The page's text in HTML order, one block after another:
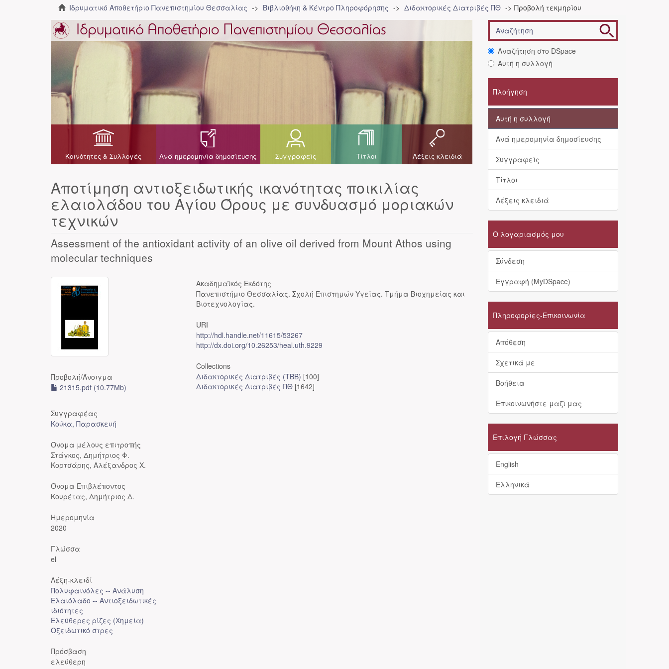
Ιδρυματικό Αποθετήριο Πανεπιστημίου Θεσσαλίας Βιβλιοθήκη & Κέντρο Πληροφόρησης Διδακτορικές Διατριβές ΠΘ Προβολή τεκμηρίου
Κοινότητες & Συλλογές Ανά ημερομηνία δημοσίευσης Συγγραφείς Τίτλοι Λέξεις κλειδιά
Αποτίμηση αντιοξειδωτικής ικανότητας ποικιλίας
ελαιολάδου του Αγίου Όρους με συνδυασμό μοριακών
τεχνικών
Assessment of the antioxidant activity of an olive oil derived from Mount Athos using
molecular techniques
Προβολή/Άνοιγμα
21315.pdf (10.77Mb)
Συγγραφέας
Κούκα, Παρασκευή
Όνομα μέλους επιτροπής
Στάγκος, Δημήτριος Φ.
Κορτσάρης, Αλέξανδρος Χ.
Όνομα Επιβλέποντος
Κουρέτας, Δημήτριος Δ.
Ημερομηνία
2020
Γλώσσα
el
Λέξη-κλειδί
Πολυφαινόλες -- Ανάλυση
Ελαιόλαδο -- Αντιοξειδωτικές
ιδιότητες
Ελεύθερες ρίζες (Χημεία)
Οξειδωτικό στρες
Πρόσβαση
ελεύθερη
Ακαδημαϊκός Εκδότης
Πανεπιστήμιο Θεσσαλίας. Σχολή Επιστημών Υγείας. Τμήμα Βιοχημείας και
Βιοτεχνολογίας.
URI
http://hdl.handle.net/11615/53267
http://dx.doi.org/10.26253/heal.uth.9229
Collections
Διδακτορικές Διατριβές (ΤΒΒ) [100]
Διδακτορικές Διατριβές ΠΘ [1642]
Αναζήτηση στο DSpace
Αυτή η συλλογή
Πλοήγηση
Αυτή η συλλογή
Ανά ημερομηνία δημοσίευσης
Συγγραφείς
Τίτλοι
Λέξεις κλειδιά
Ο λογαριασμός μου
Σύνδεση
Εγγραφή (MyDSpace)
Πληροφορίες-Επικοινωνία
Απόθεση
Σχετικά με
Βοήθεια
Επικοινωνήστε μαζί μας
Επιλογή Γλώσσας
English
Ελληνικά